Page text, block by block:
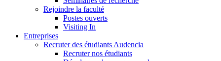
Rejoindre la faculté
Postes ouverts
Visiting In
Entreprises
Recruter des étudiants Audencia
Recruter nos étudiants